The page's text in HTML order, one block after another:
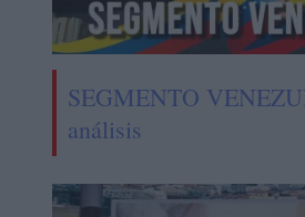
SEGMENTO
análisis